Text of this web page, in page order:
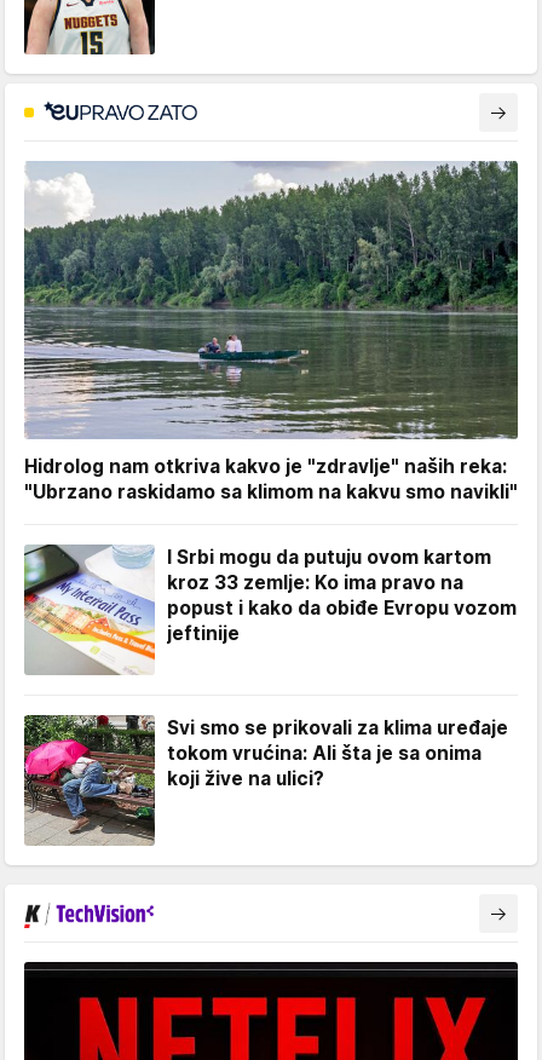
Hidrolog nam otkriva kakvo je "zdravlje" naših reka:
"Ubrzano raskidamo sa klimom na kakvu smo navikli"
I Srbi mogu da putuju ovom kartom
kroz 33 zemlje: Ko ima pravo na
popust i kako da obiđe Evropu vozom
jeftinije
Svi smo se prikovali za klima uređaje
tokom vrućina: Ali šta je sa onima
koji žive na ulici?